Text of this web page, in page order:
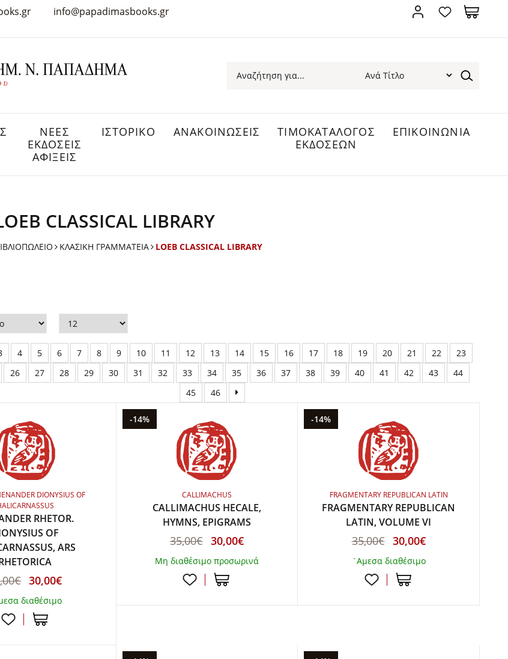
info@papadimasbooks.gr
ΝΕΕΣ
ΕΚΔΟΣΕΙΣ
ΑΦΙΞΕΙΣ
ΙΣΤΟΡΙΚΟ ΑΝΑΚΟΙΝΩΣΕΙΣ
ΤΙΜΟΚΑΤΑΛΟΓΟΣ
ΕΚΔΟΣΕΩΝ
ΕΠΙΚΟΙΝΩΝΙΑ
CLASSICAL LIBRARY
ΚΛΑΣΙΚΗ ΓΡΑΜΜΑΤΕΙΑ LOEB CLASSICAL LIBRARY
4 5 6 7 8 9 10 11 12 13 14 15 16 17 18 19 20 21 22
23
26 27 28 29 30 31 32 33 34 35 36 37 38 39 40 41 42 43
44
45
46
DIONYSIUS OF
RHETOR.
OF
ARS
30,00€
διαθέσιμο
-14%
CALLIMACHUS
CALLIMACHUS HECALE,
HYMNS, EPIGRAMS
35,00€ 30,00€
Μη διαθέσιμο προσωρινά
-14%
FRAGMENTARY REPUBLICAN LATIN
FRAGMENTARY REPUBLICAN
LATIN, VOLUME VI
35,00€ 30,00€
`Αμεσα διαθέσιμο